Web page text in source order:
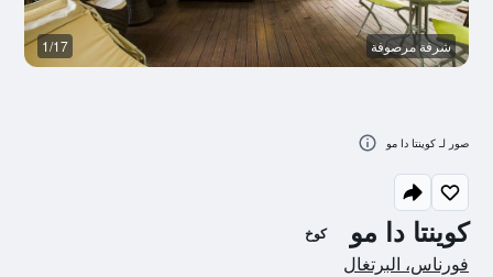
كوينتا دا مو كوخ
تقييم فئة 0
فورناس، البرتغال
شرفة مرصوفة 1/17
صور لـ كوينتا دا مو